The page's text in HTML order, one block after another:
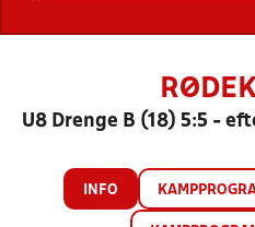
U8 Drenge B (18) 5:5 -
INFO